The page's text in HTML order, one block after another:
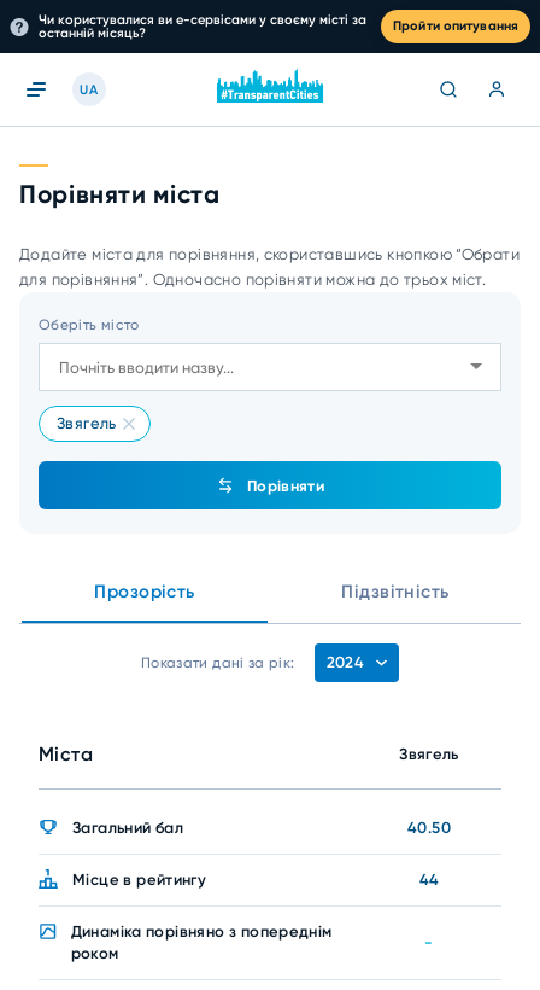
Чи користувалися ви е-сервісами у своєму місті за
останній місяць?
Пройти опитування
UA
Порівняти міста
Додайте міста для порівняння, скориставшись кнопкою “Обрати
для порівняння”. Одночасно порівняти можна до трьох міст.
Оберіть місто
Звягель
Порівняти
Прозорість Підзвітність
Показати дані за рік: 2024
Міста Звягель
Загальний бал 40.50
Місце в рейтингу 44
Динаміка порівняно з попереднім
роком
-